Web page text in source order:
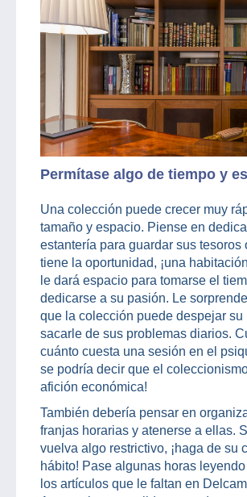
Permítase algo de tiempo y
Una colección puede crecer muy
tamaño y espacio. Piense en
estantería para guardar sus tesoros
tiene la oportunidad, ¡una
le dará espacio para tomarse el
dedicarse a su pasión. Le
que la colección puede despejar su
sacarle de sus problemas diarios.
cuánto cuesta una sesión en el
se podría decir que el
afición económica!
También debería pensar en
franjas horarias y atenerse a ellas.
vuelva algo restrictivo, ¡haga de su
hábito! Pase algunas horas
los artículos que le faltan en